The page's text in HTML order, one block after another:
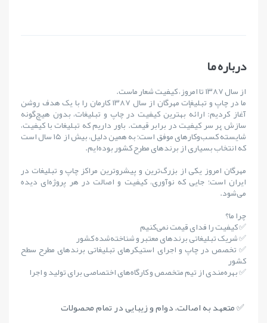
درباره ما
از سال ۱۳۸۷ تا امروز، کیفیت شعار ماست.
ما در چاپ و تبلیغات مهرگان از سال ۱۳۸۷ کارمان را با یک هدف روشن
آغاز کردیم: ارائهٔ بهترین کیفیت در چاپ و تبلیغات، بدون هیچ‌گونه
سازش بر سر کیفیت در برابر قیمت. باور داریم که تبلیغات با کیفیت،
شایستهٔ کسب‌وکارهای موفق است؛ به همین دلیل، بیش از ۱۵ سال است
که انتخاب بسیاری از برندهای مطرح کشور بوده‌ایم.
مهرگان امروز یکی از بزرگ‌ترین و پیشروترین مراکز چاپ و تبلیغات در
ایران است؛ جایی که نوآوری، کیفیت و اصالت در هر پروژه‌ای دیده
می‌شود.
چرا ما؟
✅ کیفیت را فدای قیمت نمی‌کنیم
✅ شریک تبلیغاتی برندهای معتبر و شناخته‌شده کشور
✅ تخصص در چاپ و اجرای استیکرهای تبلیغاتی برندهای مطرح سطح
کشور
✅ بهره‌مندی از تیم متخصص و کارگاه‌های اختصاصی برای تولید و اجرا
✅ متعهد به اصالت، دوام و زیبایی در تمام محصولات